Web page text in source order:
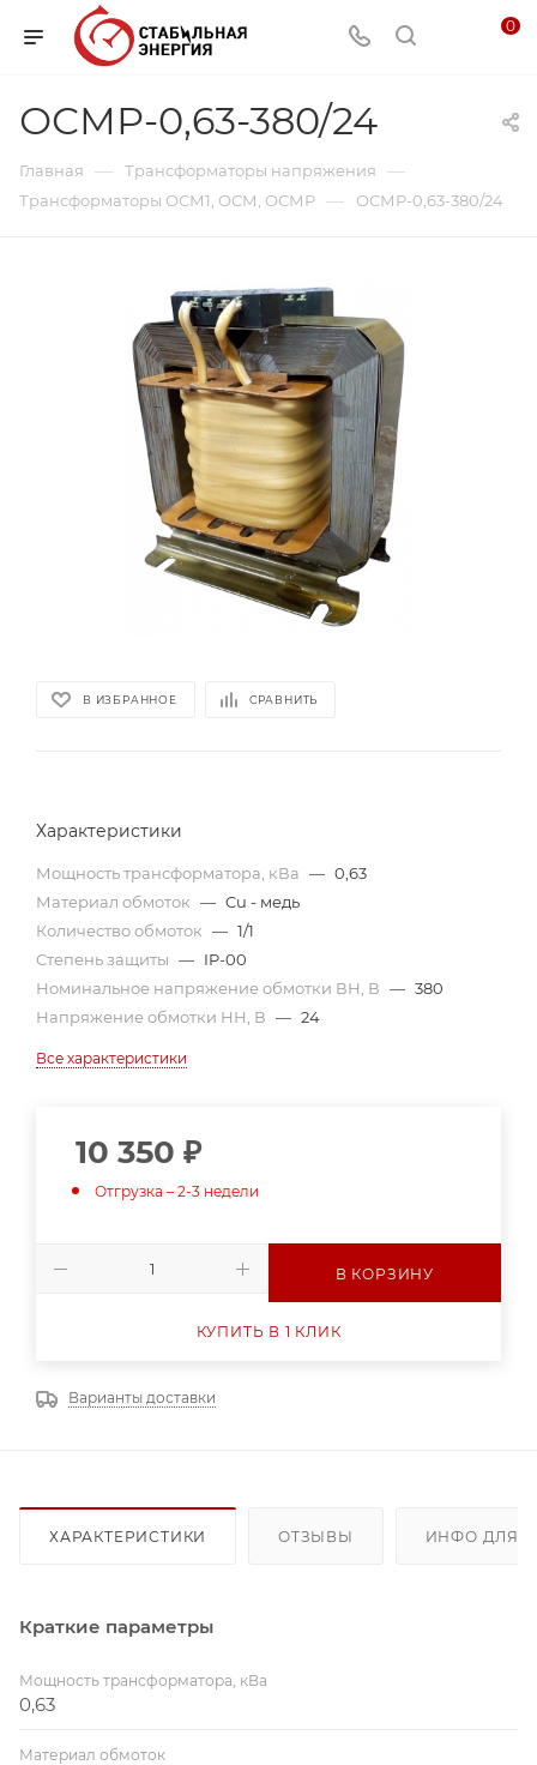
0
ОСМР-0,63-380/24
Главная — Трансформаторы напряжения —
Трансформаторы ОСМ1, ОСМ, ОСМР — ОСМР-0,63-380/24
В ИЗБРАННОЕ СРАВНИТЬ
Характеристики
Мощность трансформатора, кВа — 0,63
Материал обмоток — Cu - медь
Количество обмоток — 1/1
Степень защиты — IP-00
Номинальное напряжение обмотки ВН, В — 380
Напряжение обмотки НН, В — 24
Все характеристики
10 350 ₽
Отгрузка – 2-3 недели
В КОРЗИНУ
КУПИТЬ В 1 КЛИК
Варианты доставки
ХАРАКТЕРИСТИКИ ОТЗЫВЫ ИНФО ДЛЯ
Краткие параметры
Мощность трансформатора, кВа
0,63
Материал обмоток